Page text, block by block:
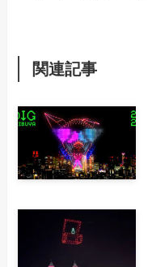
関連記事